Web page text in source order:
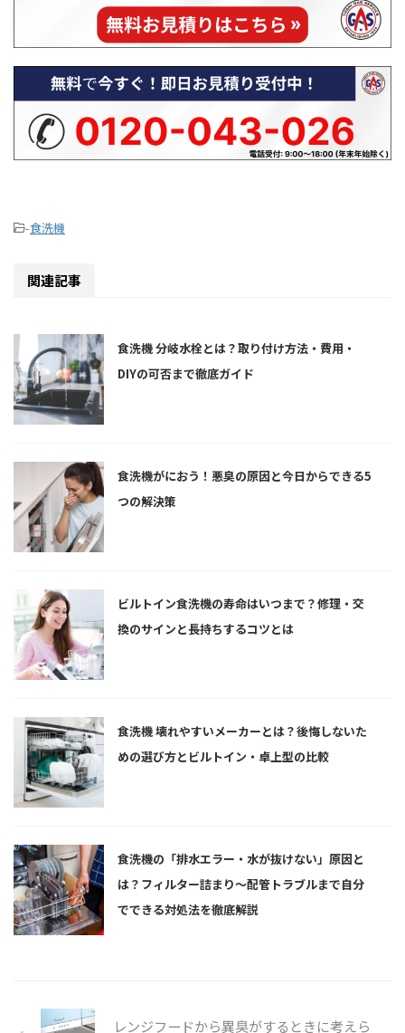
-食洗機
関連記事
食洗機 分岐水栓とは？取り付け方法・費用・
DIYの可否まで徹底ガイド
食洗機がにおう！悪臭の原因と今日からできる5
つの解決策
ビルトイン食洗機の寿命はいつまで？修理・交
換のサインと長持ちするコツとは
食洗機 壊れやすいメーカーとは？後悔しないた
めの選び方とビルトイン・卓上型の比較
食洗機の「排水エラー・水が抜けない」原因と
は？フィルター詰まり〜配管トラブルまで自分
でできる対処法を徹底解説
レンジフードから異臭がするときに考えら